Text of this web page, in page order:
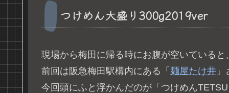
つけめん大盛り300g2019ver
現場から梅田に帰る時にお腹が空いている
前回は阪急梅田駅構内にある「 麺屋たけ井
今回頭にふと浮かんだのが「つけめん